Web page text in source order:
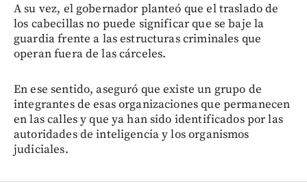
A su vez, el gobernador planteó que el traslado de
los cabecillas no puede significar que se baje la
guardia frente a las estructuras criminales que
operan fuera de las cárceles.
En ese sentido, aseguró que existe un grupo de
integrantes de esas organizaciones que permanecen
en las calles y que ya han sido identificados por las
autoridades de inteligencia y los organismos
judiciales.